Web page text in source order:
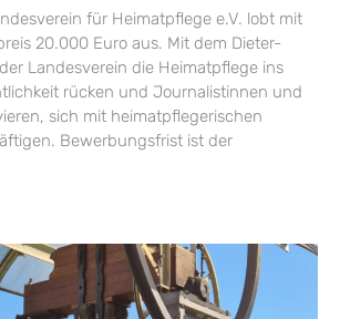
für Heimatpflege e.V. lobt mit
20.000 Euro aus. Mit dem Dieter-
Landesverein die Heimatpflege ins
rücken und Journalistinnen und
sich mit heimatpflegerischen
Bewerbungsfrist ist der